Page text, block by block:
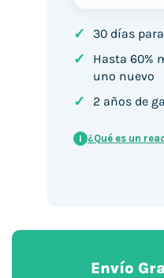
✓ 30 días
✓
Hasta 60%
uno nuevo
✓ 2 años de
i ¿Qué es un
Envío